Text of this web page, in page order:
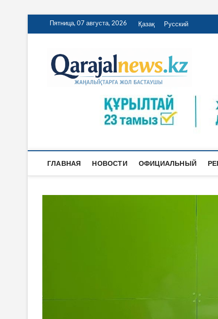
ПерейтиПятница, 07 августа, 2026 Қазақ Русский
ГЛАВНАЯ НОВОСТИ ОФИЦИАЛЬНЫЙ